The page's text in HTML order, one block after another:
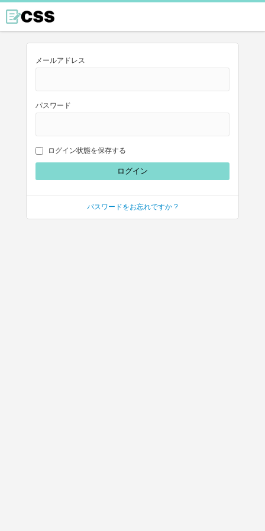
メールアドレス
パスワード
ログイン状態を保存する
パスワードをお忘れですか ?